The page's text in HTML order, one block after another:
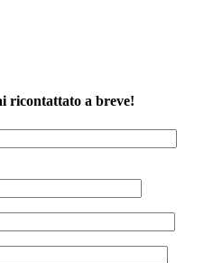
ricontattato a breve!